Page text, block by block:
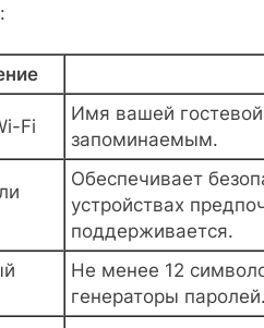
Fi
Имя вашей
запоминаемым.
Обеспечивает
устройствах
поддерживается.
Не менее 12
генераторы паролей.